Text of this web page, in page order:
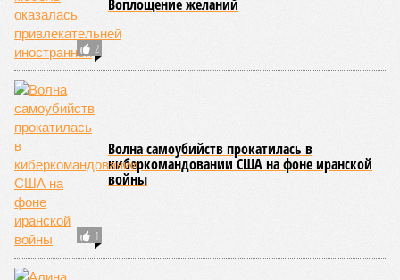
масштабные эпидемии вроде бубонной чумы (200 млн
погибших) или «испанки» (по разным оценкам, от 17,4 до
100 млн погибших во всём мире).
Когда земля – дыбом
Но это дела давно минувших дней. А что нам ждать в
дальнейшем? Авторы энциклопедии A-Z Animals,
основываясь на современных научных исследованиях и
глобальных тенденциях, составили свой список
потенциально самых смертоносных стихийных бедствий,
угрожающих человечеству непосредственно сейчас, в XXI
веке.
«Золото» получили землетрясения. К наиболее
сейсмоопасным регионам относится Тихоокеанское